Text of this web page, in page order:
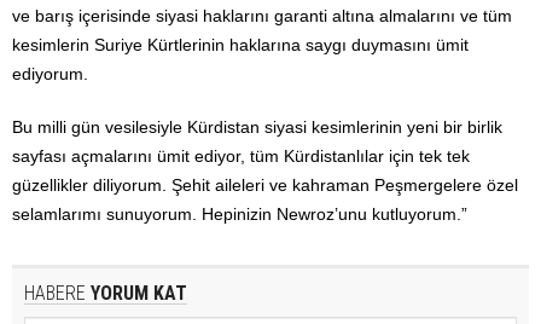
ve barış içerisinde siyasi haklarını garanti altına almalarını ve tüm
kesimlerin Suriye Kürtlerinin haklarına saygı duymasını ümit
ediyorum.
Bu milli gün vesilesiyle Kürdistan siyasi kesimlerinin yeni bir birlik
sayfası açmalarını ümit ediyor, tüm Kürdistanlılar için tek tek
güzellikler diliyorum. Şehit aileleri ve kahraman Peşmergelere özel
selamlarımı sunuyorum. Hepinizin Newroz’unu kutluyorum.”
HABERE YORUM KAT